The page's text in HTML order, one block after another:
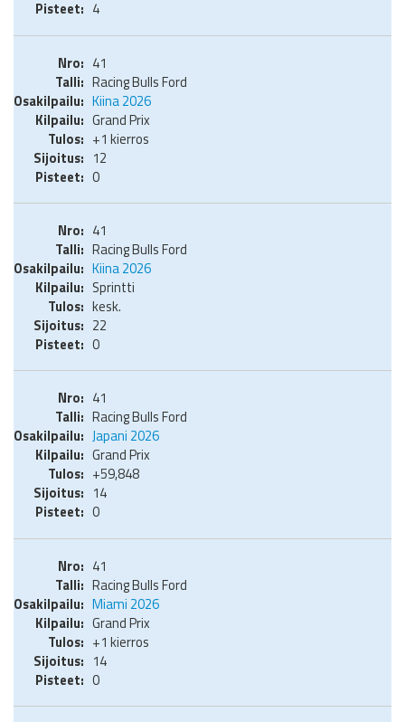
4
41
Racing Bulls Ford
Kiina 2026
Grand Prix
+1 kierros
12
0
41
Racing Bulls Ford
Kiina 2026
Sprintti
kesk.
22
0
41
Racing Bulls Ford
Japani 2026
Grand Prix
+59,848
14
0
41
Racing Bulls Ford
Miami 2026
Grand Prix
+1 kierros
14
0